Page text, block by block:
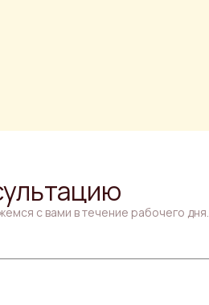
с вами в течение рабочего дня.